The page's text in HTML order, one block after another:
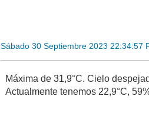
Sábado 30 Septiembre 2023 22:34:57
Máxima de 31,9°C. Cielo
Actualmente tenemos 22,9°C,